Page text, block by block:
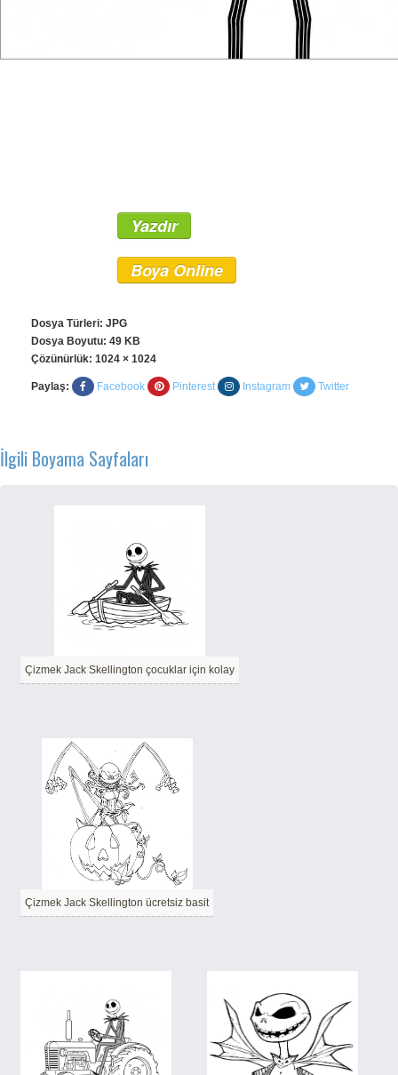
Yazdır
Boya Online
Dosya Türleri: JPG
Dosya Boyutu: 49 KB
Çözünürlük: 1024 × 1024
Paylaş: Facebook Pinterest Instagram Twitter
İlgili Boyama Sayfaları
Çizmek Jack Skellington çocuklar için kolay
Çizmek Jack Skellington ücretsiz basit